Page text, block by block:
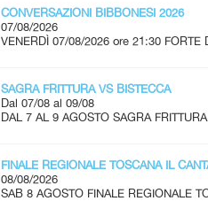
CONVERSAZIONI BIBBONESI 2026
07/08/2026
VENERDÌ 07/08/2026 ore 21:30 FORTE
SAGRA FRITTURA VS BISTECCA
Dal 07/08 al 09/08
DAL 7 AL 9 AGOSTO SAGRA
FINALE REGIONALE TOSCANA IL
08/08/2026
SAB 8 AGOSTO FINALE REGIONALE